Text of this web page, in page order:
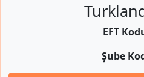
EFT
Şube